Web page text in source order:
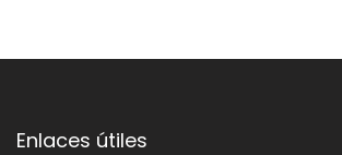
Enlaces útiles